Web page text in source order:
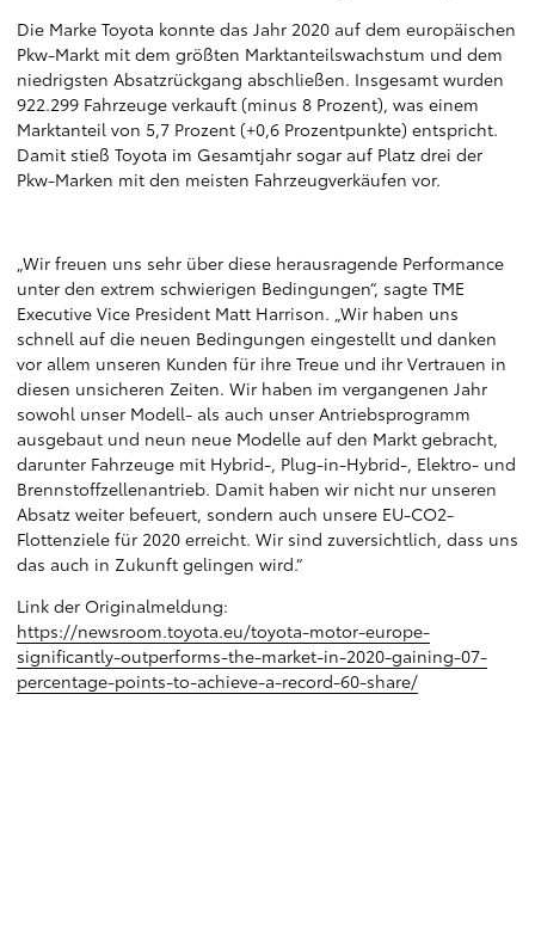
Die Marke Toyota konnte das Jahr 2020 auf dem europäischen
Pkw-Markt mit dem größten Marktanteilswachstum und dem
niedrigsten Absatzrückgang abschließen. Insgesamt wurden
922.299 Fahrzeuge verkauft (minus 8 Prozent), was einem
Marktanteil von 5,7 Prozent (+0,6 Prozentpunkte) entspricht.
Damit stieß Toyota im Gesamtjahr sogar auf Platz drei der
Pkw-Marken mit den meisten Fahrzeugverkäufen vor.
„Wir freuen uns sehr über diese herausragende Performance
unter den extrem schwierigen Bedingungen“, sagte TME
Executive Vice President Matt Harrison. „Wir haben uns
schnell auf die neuen Bedingungen eingestellt und danken
vor allem unseren Kunden für ihre Treue und ihr Vertrauen in
diesen unsicheren Zeiten. Wir haben im vergangenen Jahr
sowohl unser Modell- als auch unser Antriebsprogramm
ausgebaut und neun neue Modelle auf den Markt gebracht,
darunter Fahrzeuge mit Hybrid-, Plug-in-Hybrid-, Elektro- und
Brennstoffzellenantrieb. Damit haben wir nicht nur unseren
Absatz weiter befeuert, sondern auch unsere EU-CO2-
Flottenziele für 2020 erreicht. Wir sind zuversichtlich, dass uns
das auch in Zukunft gelingen wird.“
Link der Originalmeldung:
https://newsroom.toyota.eu/toyota-motor-europe-
significantly-outperforms-the-market-in-2020-gaining-07-
percentage-points-to-achieve-a-record-60-share/